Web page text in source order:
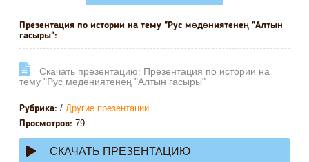
Презентация по истории на тему "Рус мәдәниятенең "Алтын
гасыры":
Cкачать презентацию: Презентация по истории на
тему "Рус мәдәниятенең "Алтын гасыры"
Рубрика: / Другие презентации
Просмотров: 79
СКАЧАТЬ ПРЕЗЕНТАЦИЮ